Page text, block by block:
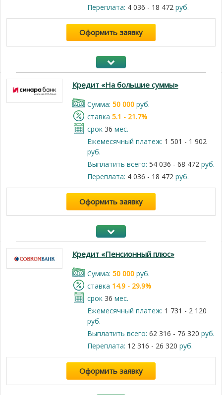
Переплата: 4 036 - 18 472руб.
Оформить заявку
Кредит «На большие суммы»
Cумма: 50 000руб.
cтавка 5.1 - 21.7%
срок 36 мес.
Ежемесячный платеж: 1 501 - 1 902
руб.
Выплатить всего: 54 036 - 68 472руб.
Переплата: 4 036 - 18 472руб.
Оформить заявку
Кредит «Пенсионный плюс»
Cумма: 50 000руб.
cтавка 14.9 - 29.9%
срок 36 мес.
Ежемесячный платеж: 1 731 - 2 120
руб.
Выплатить всего: 62 316 - 76 320 руб.
Переплата: 12 316 - 26 320 руб.
Оформить заявку